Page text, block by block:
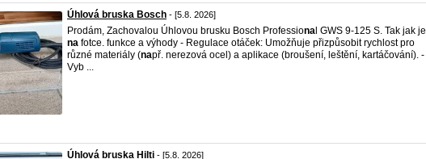
Úhlová bruska Bosch - [5.8. 2026]
Prodám, Zachovalou Úhlovou brusku Bosch Professiona l GWS 9-125 S. Tak jak je
na fotce. funkce a výhody - Regulace otáček: Umožňuje přizpůsobit rychlost pro
různé materiály (např. nerezová ocel) a aplikace (broušení, leštění, kartáčování). -
Vyb ...
Úhlová bruska Hilti - [5.8. 2026]